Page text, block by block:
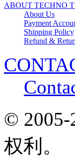
ABOUT TECHNO
About Us
Payment
Shipping Policy
Refund &
© 2005-
权利。